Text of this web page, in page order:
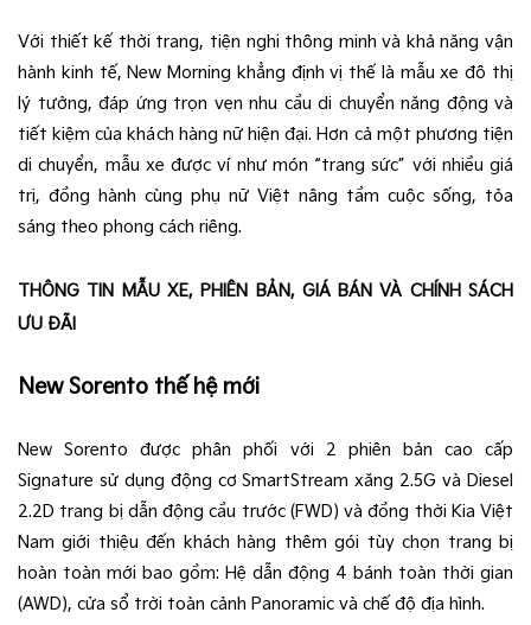
Với thiết kế thời trang, tiện nghi thông minh và khả năng vận
hành kinh tế, New Morning khẳng định vị thế là mẫu xe đô thị
lý tưởng, đáp ứng trọn vẹn nhu cầu di chuyển năng động và
tiết kiệm của khách hàng nữ hiện đại. Hơn cả một phương tiện
di chuyển, mẫu xe được ví như món “trang sức” với nhiều giá
trị, đồng hành cùng phụ nữ Việt nâng tầm cuộc sống, tỏa
sáng theo phong cách riêng.
THÔNG TIN MẪU XE, PHIÊN BẢN, GIÁ BÁN VÀ CHÍNH SÁCH
ƯU ĐÃI
New Sorento thế hệ mới
New Sorento được phân phối với 2 phiên bản cao cấp
Signature sử dụng động cơ SmartStream xăng 2.5G và Diesel
2.2D trang bị dẫn động cầu trước (FWD) và đồng thời Kia Việt
Nam giới thiệu đến khách hàng thêm gói tùy chọn trang bị
hoàn toàn mới bao gồm: Hệ dẫn động 4 bánh toàn thời gian
(AWD), cửa sổ trời toàn cảnh Panoramic và chế độ địa hình.